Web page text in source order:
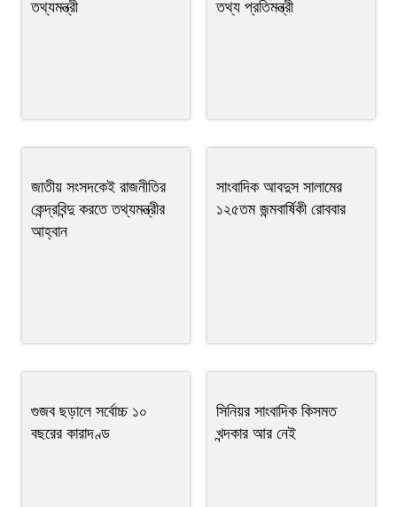
তথ্যমন্ত্রী তথ্য প্রতিমন্ত্রী
জাতীয় সংসদকেই রাজনীতির
কেন্দ্রবিন্দু করতে তথ্যমন্ত্রীর
আহ্বান
সাংবাদিক আবদুস সালামের
১২৫তম জন্মবার্ষিকী রোববার
গুজব ছড়ালে সর্বোচ্চ ১০
বছরের কারাদণ্ড
সিনিয়র সাংবাদিক কিসমত
খন্দকার আর নেই